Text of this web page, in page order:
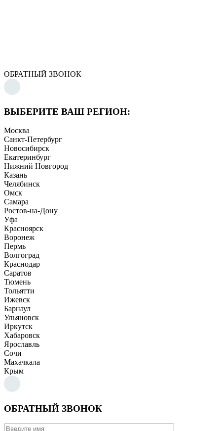
ОБРАТНЫЙ ЗВОНОК
ВЫБЕРИТЕ ВАШ РЕГИОН:
Москва
Санкт-Петербург
Новосибирск
Екатеринбург
Нижний Новгород
Казань
Челябинск
Омск
Самара
Ростов-на-Дону
Уфа
Красноярск
Воронеж
Пермь
Волгоград
Краснодар
Саратов
Тюмень
Тольятти
Ижевск
Барнаул
Ульяновск
Иркутск
Хабаровск
Ярославль
Сочи
Махачкала
Крым
ОБРАТНЫЙ ЗВОНОК